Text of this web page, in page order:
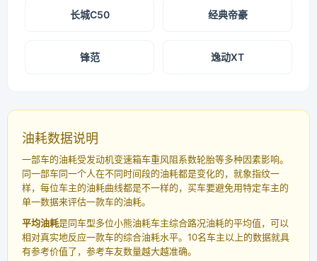
长城C50 经典帝豪
锋范 逸动XT
油耗数据说明
一部车的油耗受发动机变速箱车重风阻系数轮胎等多种因素影响。
同一部车同一个人在不同时间段的油耗都是变化的，就象指纹一
样，每位车主的油耗曲线都是不一样的，买车要避免用特定车主的
单一数据来评估一款车的油耗。
平均油耗是同车型多位小熊油耗车主综合路况油耗的平均值，可以
相对真实地反应一款车的综合油耗水平。10名车主以上的数据就具
有参考价值了，参考车友数量越大越准确。